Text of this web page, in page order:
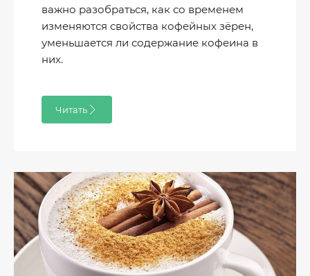
важно разобраться, как со временем
изменяются свойства кофейных зёрен,
уменьшается ли содержание кофеина в
них.
Читать